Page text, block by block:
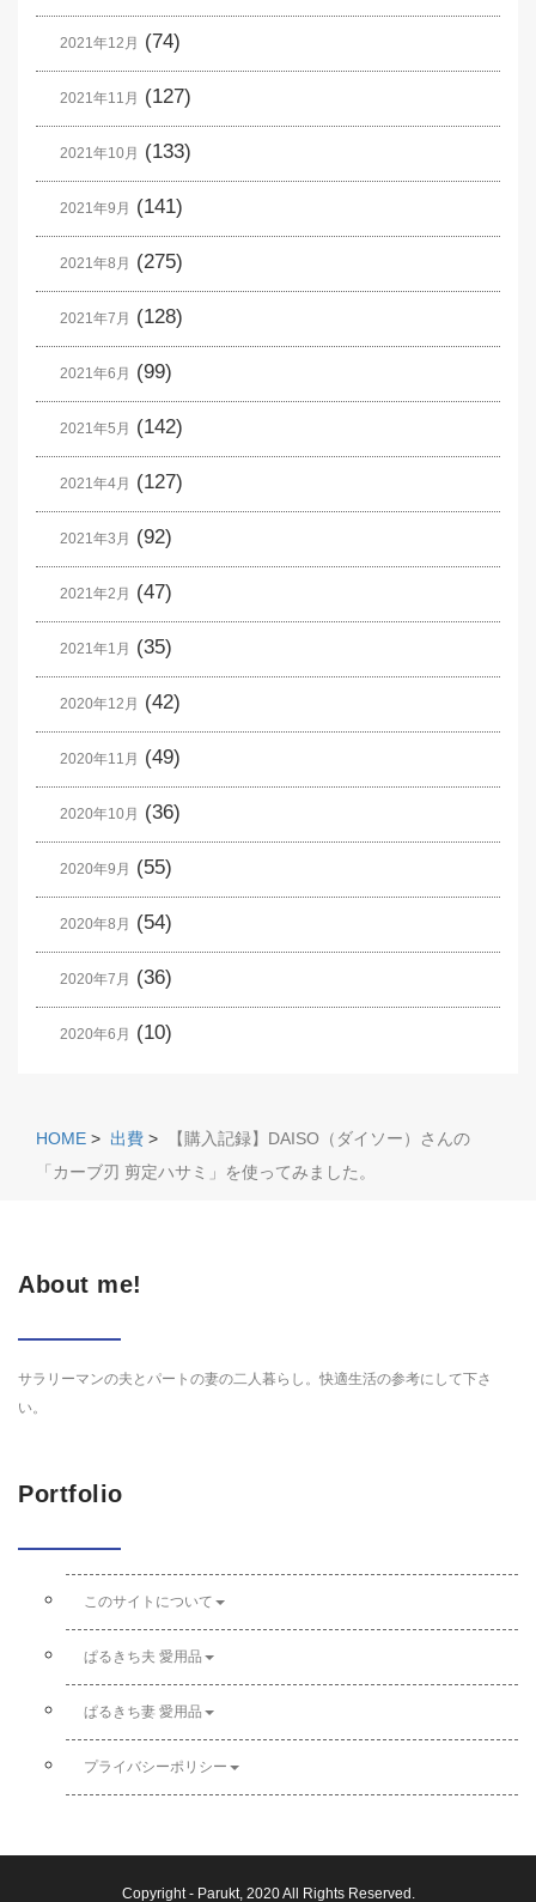
2021年12月 (74)
2021年11月 (127)
2021年10月 (133)
2021年9月 (141)
2021年8月 (275)
2021年7月 (128)
2021年6月 (99)
2021年5月 (142)
2021年4月 (127)
2021年3月 (92)
2021年2月 (47)
2021年1月 (35)
2020年12月 (42)
2020年11月 (49)
2020年10月 (36)
2020年9月 (55)
2020年8月 (54)
2020年7月 (36)
2020年6月 (10)
HOME > 出費 >
【購入記録】DAISO（ダイソー）さんの
「カーブ刃 剪定ハサミ」を使ってみました。
About me!
サラリーマンの夫とパートの妻の二人暮らし。快適生活の参考にして下さ
い。
Portfolio
このサイトについて
ぱるきち夫 愛用品
ぱるきち妻 愛用品
プライバシーポリシー
Copyright - Parukt, 2020 All Rights Reserved.